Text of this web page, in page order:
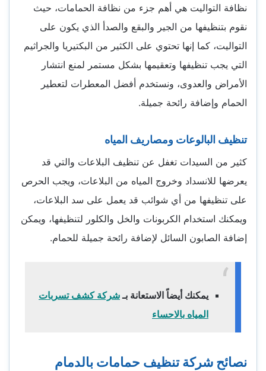
نظافة التواليت هي أهم جزء من نظافة الحمامات، حيث
نقوم بتنظيفها من الجير والبقع والصدأ الذي يكون على
التواليت، كما إنها تحتوي على الكثير من البكتيريا والجراثيم
التي يجب تنظيفها وتعقيمها بشكل مستمر لمنع انتشار
الأمراض والعدوى، ونستخدم أفضل المعطرات لتعطير
الحمام وإضافة رائحة جميلة.
تنظيف البالوعات ومصاريف المياه
كثير من السيدات تغفل عن تنظيف البلاعات والتي قد
يعرضها للانسداد وخروج المياه من البلاعات، ويجب الحرص
على تنظيفها من أي شوائب قد يعمل على سد البلاعات،
ويمكنك استخدام الكربونات والخل والكلور لتنظيفها، ويمكن
إضافة الصابون السائل لإضافة رائحة جميلة للحمام.
يمكنك أيضاً الاستعانة بـشركة كشف تسربات
المياه بالاحساء
نصائح شركة تنظيف حمامات بالدمام